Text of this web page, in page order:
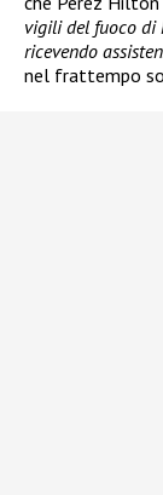
vigili del fuoco di
ricevendo
nel frattempo